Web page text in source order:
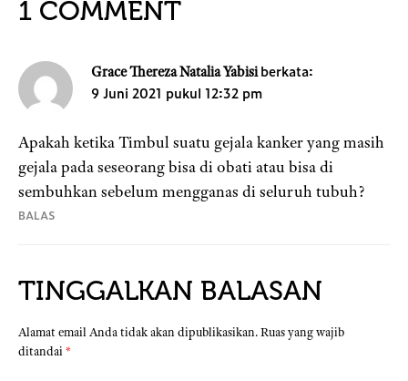
1 COMMENT
Grace Thereza Natalia Yabisi berkata:
9 Juni 2021 pukul 12:32 pm
Apakah ketika Timbul suatu gejala kanker yang masih
gejala pada seseorang bisa di obati atau bisa di
sembuhkan sebelum mengganas di seluruh tubuh?
BALAS
TINGGALKAN BALASAN
Alamat email Anda tidak akan dipublikasikan.Ruas yang wajib
ditandai*